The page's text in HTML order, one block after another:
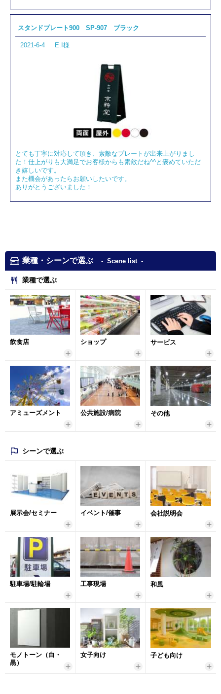
その他にもさまざまなカード立てやボードクリップを
取り揃えていますので、ぜひご覧ください。
スタンドプレート900 SP-907 ブラック
2021-6-4 E.I様
とても丁寧に対応して頂き、素敵なプレートが出来上がりまし
た！仕上がりも大満足でお客様からも素敵だね^^と褒めていただ
き嬉しいです。
また機会があったらお願いしたいです。
ありがとうございました！
業種・シーンで選ぶ Scene list
業種で選ぶ
飲食店 ショップ サービス
アミューズメント 公共施設/病院 その他
シーンで選ぶ
展示会/セミナー イベント/催事 会社説明会
駐車場/駐輪場 工事現場 和風
モノトーン（白・
黒）
女子向け 子ども向け